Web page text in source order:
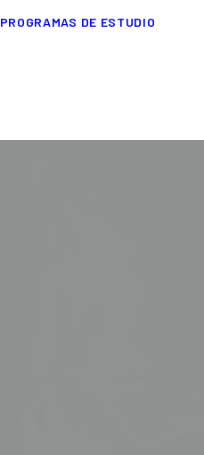
PROGRAMAS DE ESTUDIO